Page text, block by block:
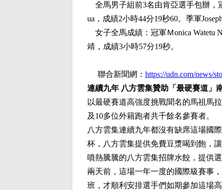
全馬男子組前3名由肯亞選手包辦，
ua，成績2小時44分19秒60。季軍
女子全馬成績：冠軍Ｍonica Watetu
靖，成績3小時57分19秒。
聯合新聞網： https://udn.com/news/
連續九年 八方雲集贊助「最硬賽道」
以最硬賽道高強度挑戰聞名的馬祖馬
及10多位外籍跑者共千餘名參賽者。
八方雲集連續九年都沒有缺席這場國
杯，八方雲集提供免費豆漿喝到飽，
噴熱騰騰的八方雲集招牌水餃，提供
兩天前，這場一年一度的國際級賽事
班，才順利安排選手們如期參加這場